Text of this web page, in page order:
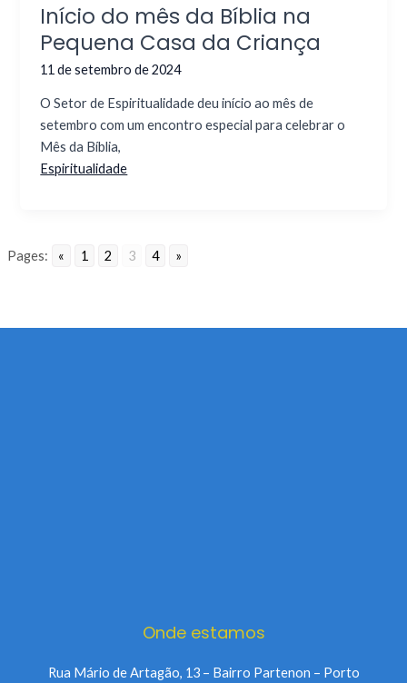
Início do mês da Bíblia na
Pequena Casa da Criança
11 de setembro de 2024
O Setor de Espiritualidade deu início ao mês de
setembro com um encontro especial para celebrar o
Mês da Bíblia,
Espiritualidade
Pages: « 1 2 3 4 »
Onde estamos
Rua Mário de Artagão, 13 – Bairro Partenon – Porto